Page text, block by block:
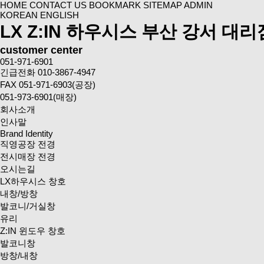
HOME CONTACT US BOOKMARK SITEMAPADMIN
KOREAN ENGLISH
LX Z:IN 하우시스 부산 강서 대리
customer center
051-971-6901
긴급전화 010-3867-4947
FAX 051-971-6903(공장)
051-973-6901(매장)
회사소개
인사말
Brand Identity
직영공장 전경
전시매장 전경
오시는길
LX하우시스 창호
내창/방창
발코니/거실창
유리
Z:IN 윈도우 창호
발코니창
방창/내창